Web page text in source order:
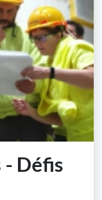
Next
Défis